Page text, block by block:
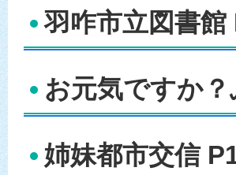
羽咋市立図書館
お元気ですか
姉妹都市交信